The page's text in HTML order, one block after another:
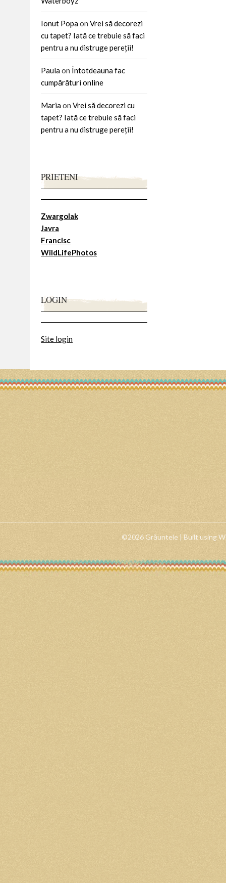
Ionut Popaon Vrei să decorezi
cu tapet? Iată ce trebuie să faci
pentru a nu distruge pereții!
Paulaon Întotdeauna fac
cumpărături online
Mariaon Vrei să decorezi cu
tapet? Iată ce trebuie să faci
pentru a nu distruge pereții!
PRIETENI
Zwargolak
Javra
Francisc
WildLifePhotos
LOGIN
Site login
©2026 Grăuntele | Built using